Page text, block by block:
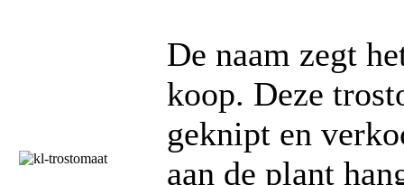
De naam zegt
koop. Deze
geknipt en
aan de plant